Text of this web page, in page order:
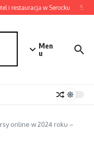
i restauracja w Serocku
Men
u
online w 2024 roku –